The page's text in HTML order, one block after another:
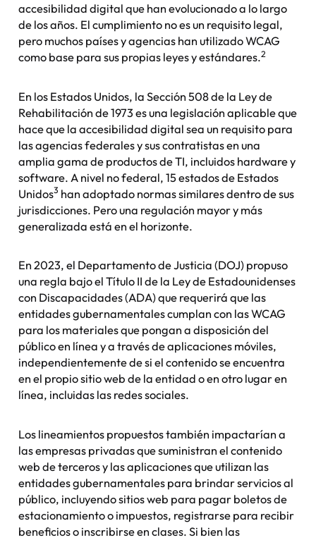
accesibilidad digital que han evolucionado a lo largo
de los años. El cumplimiento no es un requisito legal,
pero muchos países y agencias han utilizado WCAG
como base para sus propias leyes y estándares.2
En los Estados Unidos, la Sección 508 de la Ley de
Rehabilitación de 1973 es una legislación aplicable que
hace que la accesibilidad digital sea un requisito para
las agencias federales y sus contratistas en una
amplia gama de productos de TI, incluidos hardware y
software. A nivel no federal, 15 estados de Estados
Unidos3 han adoptado normas similares dentro de sus
jurisdicciones. Pero una regulación mayor y más
generalizada está en el horizonte.
En 2023, el Departamento de Justicia (DOJ) propuso
una regla bajo el Título II de la Ley de Estadounidenses
con Discapacidades (ADA) que requerirá que las
entidades gubernamentales cumplan con las WCAG
para los materiales que pongan a disposición del
público en línea y a través de aplicaciones móviles,
independientemente de si el contenido se encuentra
en el propio sitio web de la entidad o en otro lugar en
línea, incluidas las redes sociales.
Los lineamientos propuestos también impactarían a
las empresas privadas que suministran el contenido
web de terceros y las aplicaciones que utilizan las
entidades gubernamentales para brindar servicios al
público, incluyendo sitios web para pagar boletos de
estacionamiento o impuestos, registrarse para recibir
beneficios o inscribirse en clases. Si bien las